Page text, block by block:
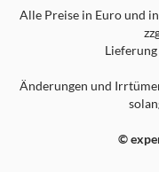
Alle Preise in Euro und
Änderungen und
©